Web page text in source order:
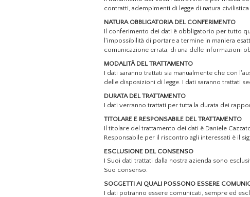
contratti, adempimenti di legge di natura
NATURA OBBLIGATORIA DEL CONFERIMENTO
Il conferimento dei dati è obbligatorio per tutto
l'impossibilità di portare a termine in maniera
comunicazione errata, di una delle informazioni
MODALITÀ DEL TRATTAMENTO
I dati saranno trattati sia manualmente che con
delle disposizioni di legge. I dati saranno trattati
DURATA DEL TRATTAMENTO
I dati verranno trattati per tutta la durata dei
TITOLARE E RESPONSABILE DEL TRATTAMENTO
Il titolare del trattamento dei dati è Daniele
Responsabile per il riscontro agli interessati è il
ESCLUSIONE DEL CONSENSO
I Suoi dati trattati dalla nostra azienda sono
Suo consenso.
SOGGETTI AI QUALI POSSONO ESSERE
I dati potranno essere comunicati, sempre ed